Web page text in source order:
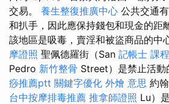
交易。 養生整復推廣中心 公共交通
和扒手，因此應保持錢包和現金的距
該地區是吸毒，賣淫和被盜商品的中
摩證照 聖佩德羅街（San 記帳士 課程
Pedro 新竹整骨 Street）是禁止活動
痧推薦ptt 關鍵字優化 外燴 意思 約
台中按摩排毒推薦 推拿師證照 Lu）